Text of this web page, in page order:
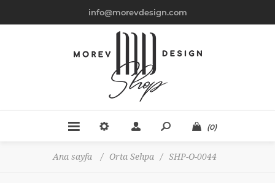
info@morevdesign.com
(0)
Ana sayfa / Orta Sehpa / SHP-O-0044